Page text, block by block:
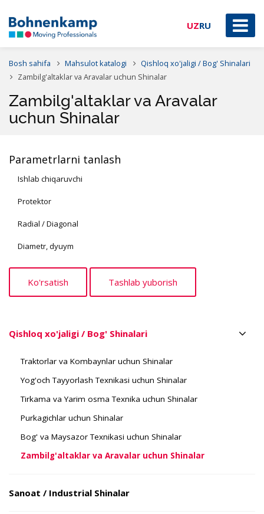
UZRU
Bosh sahifa Mahsulot katalogi
Qishloq xo'jaligi / Bog' Shinalari
Zambilg'altaklar va Aravalar uchun Shinalar
Zambilg'altaklar va Aravalar
uchun Shinalar
Parametrlarni tanlash
Ishlab chiqaruvchi
Protektor
Radial / Diagonal
Diametr, dyuym
Qishloq xo'jaligi / Bog' Shinalari
Traktorlar va Kombaynlar uchun Shinalar
Yog'och Tayyorlash Texnikasi uchun Shinalar
Tirkama va Yarim osma Texnika uchun Shinalar
Purkagichlar uchun Shinalar
Bog' va Maysazor Texnikasi uchun Shinalar
Zambilg'altaklar va Aravalar uchun Shinalar
Sanoat / Industrial Shinalar